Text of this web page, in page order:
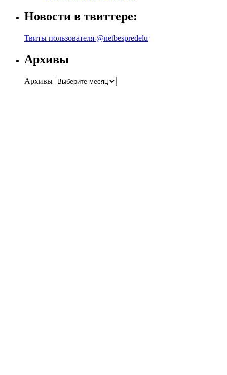
Новости в твиттере:
Твиты пользователя @netbespredelu
Архивы
Архивы